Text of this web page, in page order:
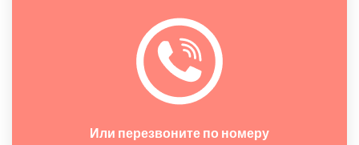
Или перезвоните по номеру